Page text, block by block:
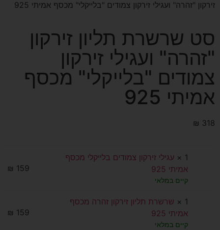
זירקון "זהרה" ועגילי זירקון צמודים "בלייקלי" מכסף אמיתי 925
סט שרשרת תליון זירקון
"זהרה" ועגילי זירקון
צמודים "בלייקלי" מכסף
אמיתי 925
₪ 318
1 ×
עגילי זירקון צמודים בלייקלי מכסף
אמיתי 925
קיים במלאי
₪ 159
1 ×
שרשרת תליון זירקון זהרה מכסף
אמיתי 925
קיים במלאי
₪ 159